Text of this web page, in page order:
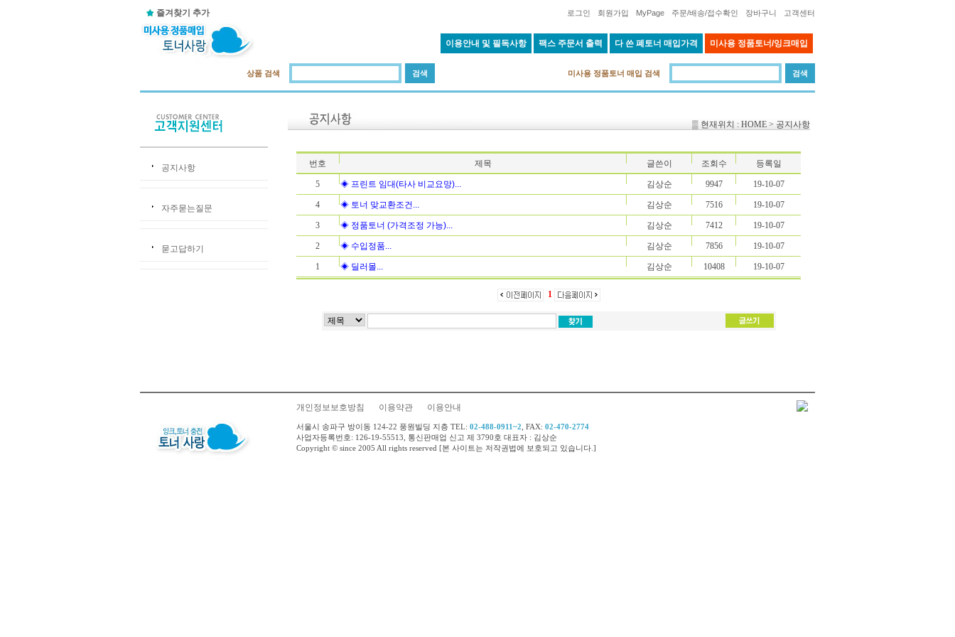
즐겨찾기 추가 로그인 회원가입 MyPage 주문/배송/접수확인 장바구니 고객센터
이용안내 및 필독사항 팩스 주문서 출력 다 쓴 폐토너 매입가격 미사용 정품토너/잉크매입
미사용 정품토너 매입 검색
상품 검색
공지사항
자주묻는질문
묻고답하기
▒ 현재위치 : HOME > 공지사항
번호 제목 글쓴이 조회수 등록일
5 ◈ 프린트 임대(타사 비교요망)... 김상순 9947 19-10-07
4 ◈ 토너 맞교환조건... 김상순 7516 19-10-07
3 ◈ 정품토너 (가격조정 가능)... 김상순 7412 19-10-07
2 ◈ 수입정품... 김상순 7856 19-10-07
1 ◈ 딜러몰... 김상순 10408 19-10-07
1
개인정보보호방침 이용약관 이용안내
서울시 송파구 방이동 124-22 풍원빌딩 지층 TEL: 02-488-0911~2 , FAX: 02-470-2774
사업자등록번호: 126-19-55513, 통신판매업 신고 제 3790호 대표자 : 김상순
Copyright © since 2005 All rights reserved [본 사이트는 저작권법에 보호되고 있습니다.]